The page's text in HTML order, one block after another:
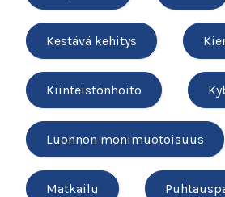
Kestävä kehitys
Kiinteistönhoito
Luonnon monimuotoisuus
Matkailu